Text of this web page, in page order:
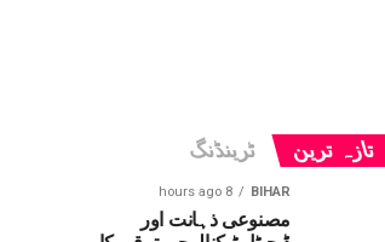
تازہ ترین ٹرینڈنگ
BIHAR
8 hours ago
مصنوعی ذہانت اور